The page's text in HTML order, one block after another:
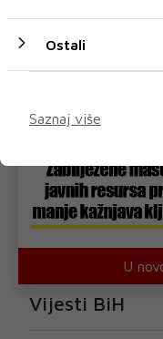
U
Vijesti BiH
Ostali
Saznaj više